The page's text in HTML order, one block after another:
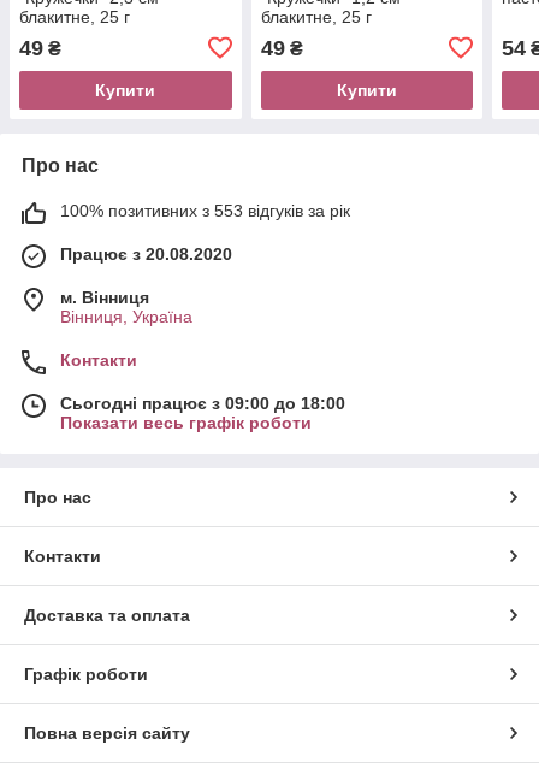
блакитне, 25 г
49 ₴
Купити
блакитне, 25 г
49₴
Купити
54
Про нас
100% позитивних з 553 відгуків за рік
Працює з 20.08.2020
м. Вінниця
Вінниця, Україна
Контакти
Сьогодні працює з 09:00 до 18:00
Показати весь графік роботи
Про нас
Контакти
Доставка та оплата
Графік роботи
Повна версія сайту